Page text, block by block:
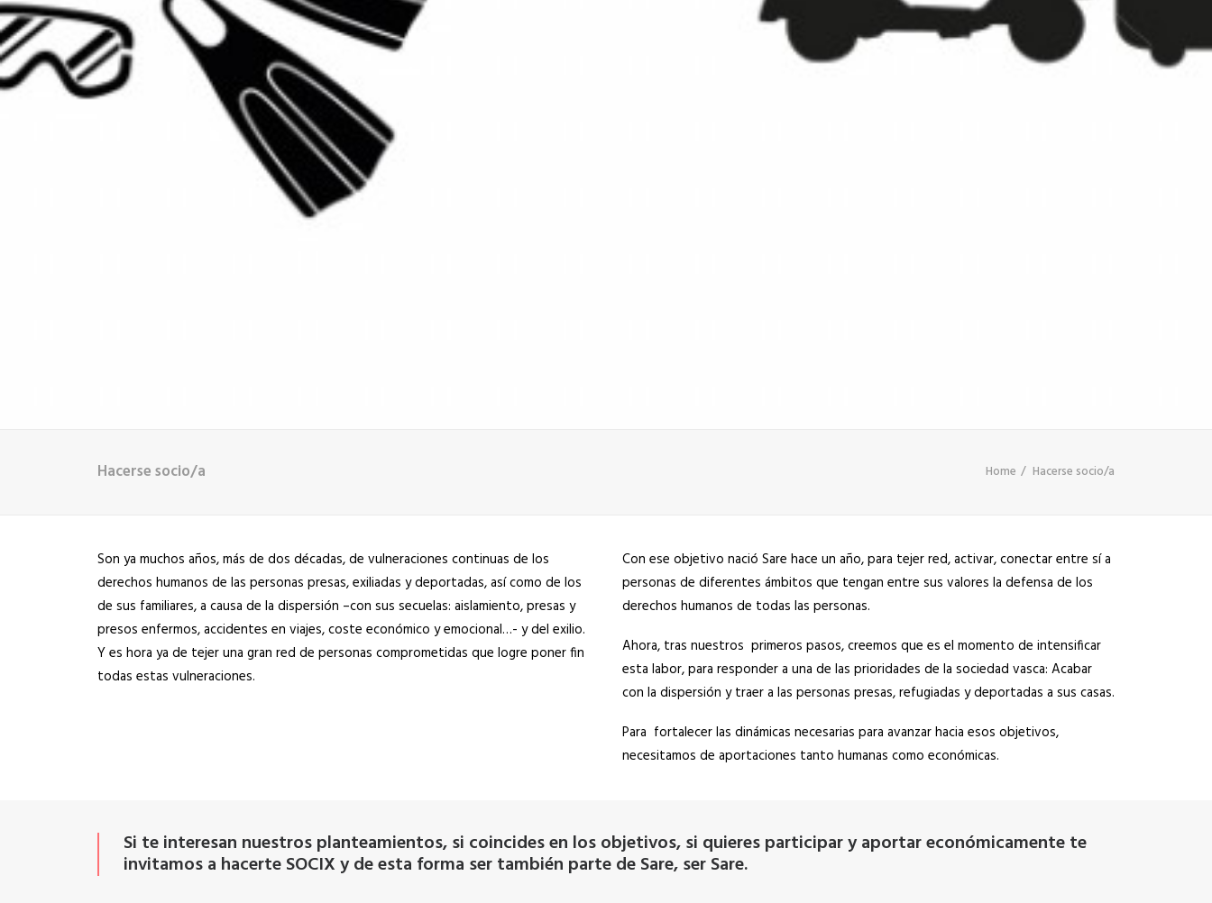
Hacerse socio/a Home Hacerse socio/a
Son ya muchos años, más de dos décadas, de vulneraciones continuas de los
derechos humanos de las personas presas, exiliadas y deportadas, así como de los
de sus familiares, a causa de la dispersión –con sus secuelas: aislamiento, presas y
presos enfermos, accidentes en viajes, coste económico y emocional…- y del exilio.
Y es hora ya de tejer una gran red de personas comprometidas que logre poner fin
todas estas vulneraciones.
Con ese objetivo nació Sare hace un año, para tejer red, activar, conectar entre sí a
personas de diferentes ámbitos que tengan entre sus valores la defensa de los
derechos humanos de todas las personas.
Ahora, tras nuestros primeros pasos, creemos que es el momento de intensificar
esta labor, para responder a una de las prioridades de la sociedad vasca: Acabar
con la dispersión y traer a las personas presas, refugiadas y deportadas a sus casas.
Para fortalecer las dinámicas necesarias para avanzar hacia esos objetivos,
necesitamos de aportaciones tanto humanas como económicas.
Si te interesan nuestros planteamientos, si coincides en los objetivos, si quieres participar y aportar económicamente te
invitamos a hacerte SOCIX y de esta forma ser también parte de Sare, ser Sare.